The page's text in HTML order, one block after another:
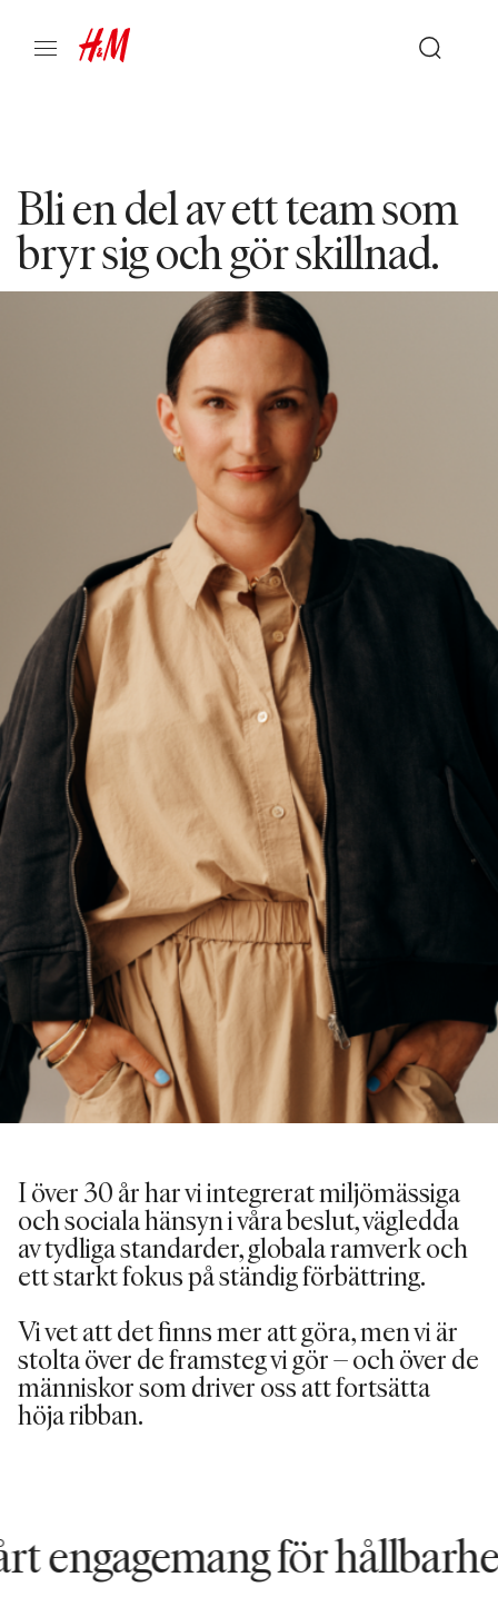
Bli en del av ett team som
bryr sig och gör skillnad.
I över 30 år har vi integrerat miljömässiga
och sociala hänsyn i våra beslut, vägledda
av tydliga standarder, globala ramverk och
ett starkt fokus på ständig förbättring.
Vi vet att det finns mer att göra, men vi är
stolta över de framsteg vi gör –ochöver de
människor som driver oss attfortsätta
höja ribban.
för hållbarhet